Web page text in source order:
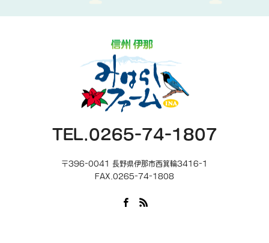
TEL.0265-74-1807
〒396-0041 長野県伊那市西箕輪3416-1
FAX.0265-74-1808